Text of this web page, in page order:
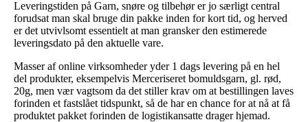
Leveringstiden på Garn, snøre og tilbehør er jo særligt central
forudsat man skal bruge din pakke inden for kort tid, og herved
er det utvivlsomt essentielt at man gransker den estimerede
leveringsdato på den aktuelle vare.
Masser af online virksomheder yder 1 dags levering på en hel
del produkter, eksempelvis Merceriseret bomuldsgarn, gl. rød,
20g, men vær vagtsom da det stiller krav om at bestillingen laves
forinden et fastslået tidspunkt, så de har en chance for at nå at få
produktet pakket forinden de logistikansatte drager hjemad.